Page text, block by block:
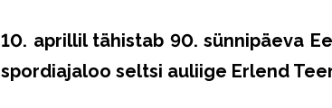
10. aprillil tähistab 90. sünnipäeva
spordiajaloo seltsi auliige Erlend